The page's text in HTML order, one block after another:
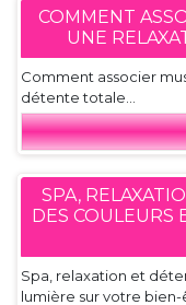
COMMENT
UNE
Comment associer
détente totale...
SPA,
DES COULEURS
Spa, relaxation et
lumière sur votre bien-